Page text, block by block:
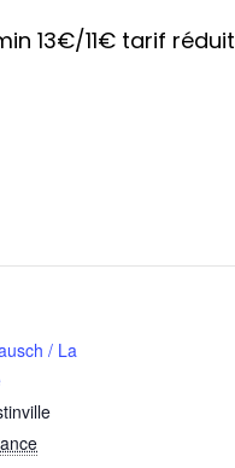
13€/11€ tarif réduit
/ La